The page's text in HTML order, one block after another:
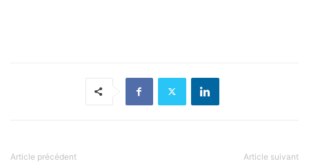
Article précédent Article suivant